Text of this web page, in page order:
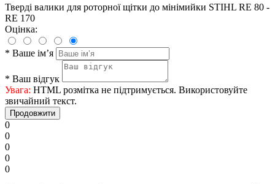
Тверді валики для роторної щітки до мінімийки STIHL RE 80 -
RE 170
Оцінка:
* Ваше ім’я
* Ваш відгук
Увага: HTML розмітка не підтримується. Використовуйте
звичайний текст.
Продовжити
0
0
0
0
0